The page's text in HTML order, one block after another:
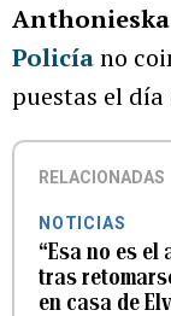
Anthonieska
Policíano
puestas el día
RELACIONADAS
NOTICIAS
“Esa no es el
tras
en casa de